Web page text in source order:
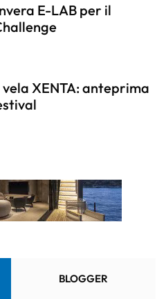
E-LAB per il
XENTA: anteprima
BLOGGER